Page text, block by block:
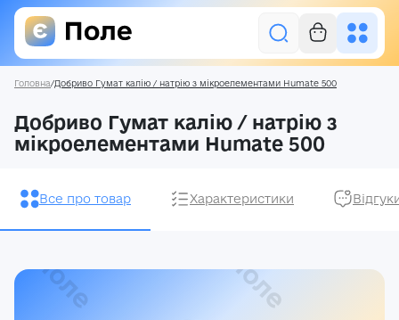
Засоби захисту рослин
Насіння
Головна/Добриво Гумат калію / натрію з мікроелементами Humate 500
Добриво Гумат калію / натрію з
мікроелементами Humate 500
Все про товар Характеристики